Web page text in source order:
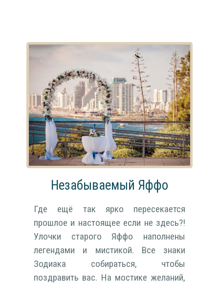
Незабываемый Яффо
Где ещё так ярко пересекается
прошлое и настоящее если не здесь?!
Улочки старого Яффо наполнены
легендами и мистикой. Все знаки
Зодиака собираться, чтобы
поздравить вас. На мостике желаний,